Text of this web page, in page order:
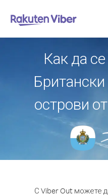
Как да
острови
С Viber Out можете